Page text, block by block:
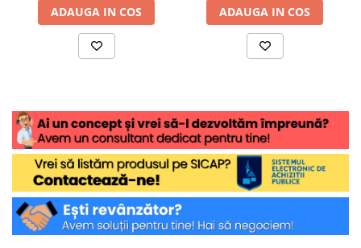
ADAUGA IN COS ADAUGA IN COS